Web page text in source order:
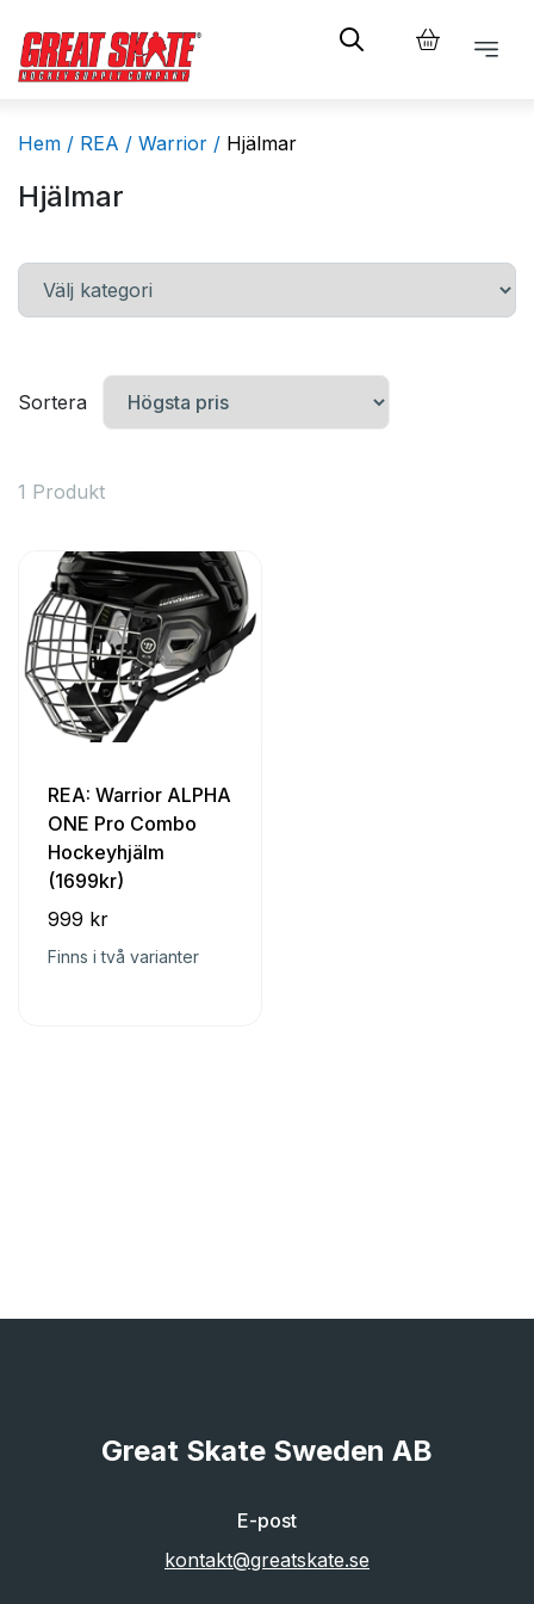
Hem / REA / Warrior / Hjälmar
Hjälmar
Sortera
1 Produkt
REA: Warrior ALPHA
ONE Pro Combo
Hockeyhjälm
(1699kr)
999 kr
Finns i två varianter
Great Skate Sweden AB
E-post
kontakt@greatskate.se